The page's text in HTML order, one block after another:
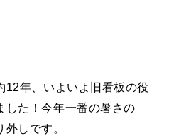
12年、いよいよ旧看板の役
した！今年一番の暑さの
しです。